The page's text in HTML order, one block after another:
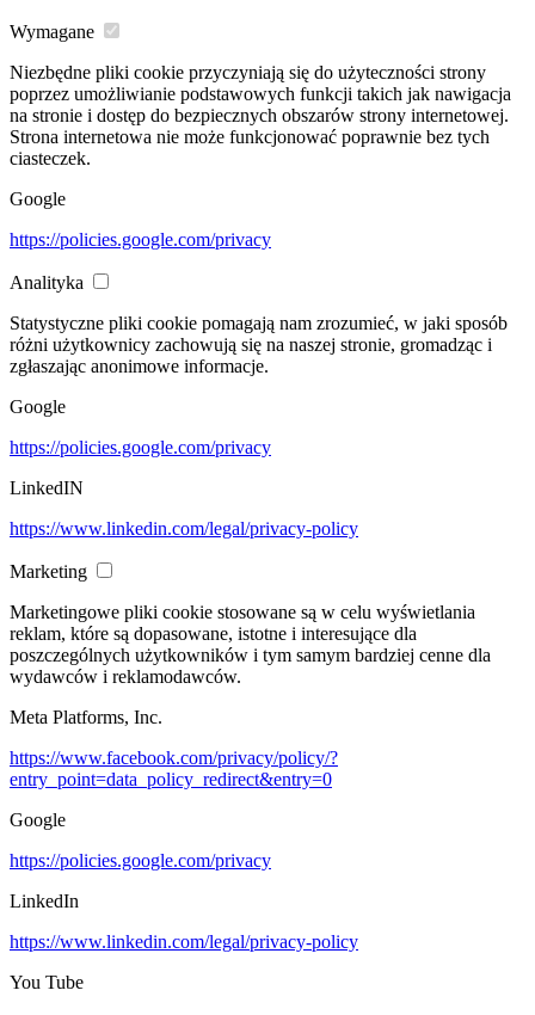
Wymagane
Niezbędne pliki cookie przyczyniają się do użyteczności strony
poprzez umożliwianie podstawowych funkcji takich jak nawigacja
na stronie i dostęp do bezpiecznych obszarów strony internetowej.
Strona internetowa nie może funkcjonować poprawnie bez tych
ciasteczek.
Google
https://policies.google.com/privacy
Analityka
Statystyczne pliki cookie pomagają nam zrozumieć, w jaki sposób
różni użytkownicy zachowują się na naszej stronie, gromadząc i
zgłaszając anonimowe informacje.
Google
https://policies.google.com/privacy
LinkedIN
https://www.linkedin.com/legal/privacy-policy
Marketing
Marketingowe pliki cookie stosowane są w celu wyświetlania
reklam, które są dopasowane, istotne i interesujące dla
poszczególnych użytkowników i tym samym bardziej cenne dla
wydawców i reklamodawców.
Meta Platforms, Inc.
https://www.facebook.com/privacy/policy/?
entry_point=data_policy_redirect&entry=0
Google
https://policies.google.com/privacy
LinkedIn
https://www.linkedin.com/legal/privacy-policy
You Tube